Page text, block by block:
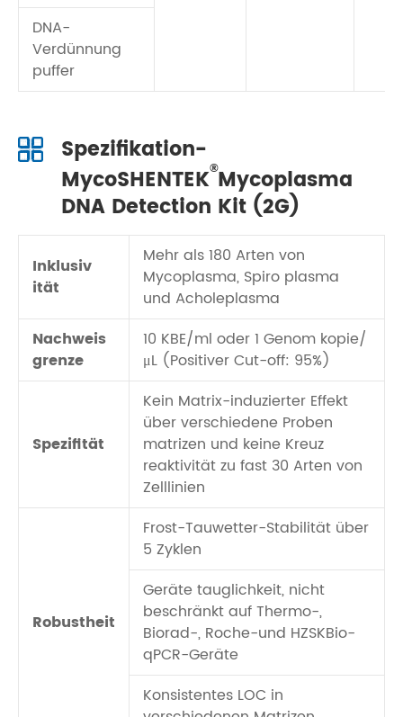
DNA-
Verdünnung
puffer
Spezifikation-
MycoSHENTEK®Mycoplasma
DNA Detection Kit (2G)
Inklusiv
ität
Mehr als 180 Arten von
Mycoplasma, Spiro plasma
und Acholeplasma
Nachweis
grenze
10 KBE/ml oder 1 Genom kopie/
μL (Positiver Cut-off: 95%)
Spezifität
Kein Matrix-induzierter Effekt
über verschiedene Proben
matrizen und keine Kreuz
reaktivität zu fast 30 Arten von
Zelllinien
Robustheit
Frost-Tauwetter-Stabilität über
5 Zyklen
Geräte tauglichkeit, nicht
beschränkt auf Thermo-,
Biorad-, Roche-und HZSKBio-
qPCR-Geräte
Konsistentes LOC in